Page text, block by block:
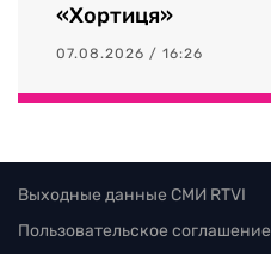
«Хортиця»
07.08.2026 / 16:26
Выходные данные СМИ RTVI
Пользовательское соглашение